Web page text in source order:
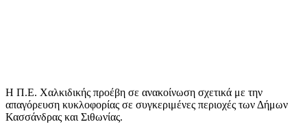
Η Π.Ε. Χαλκιδικής προέβη σε ανακοίνωση σχετικά με την
απαγόρευση κυκλοφορίας σε συγκεριμένες περιοχές των Δήμων
Κασσάνδρας και Σιθωνίας.